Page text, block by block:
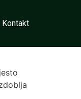
Kontakt